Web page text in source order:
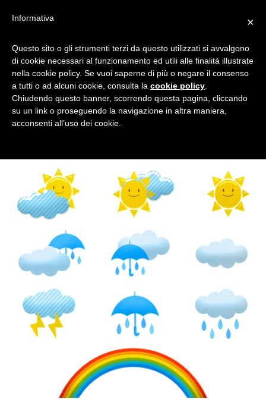
ANEMOMETRO
Tagged
×
Informativa
Questo sito o gli strumenti terzi da questo utilizzati si avvalgono
di cookie necessari al funzionamento ed utili alle finalità illustrate
nella cookie policy. Se vuoi saperne di più o negare il consenso
a tutti o ad alcuni cookie, consulta la cookie policy
Chiudendo questo banner, scorrendo questa pagina, cliccando
su un link o proseguendo la navigazione in altra maniera,
acconsenti all’uso dei cookie.